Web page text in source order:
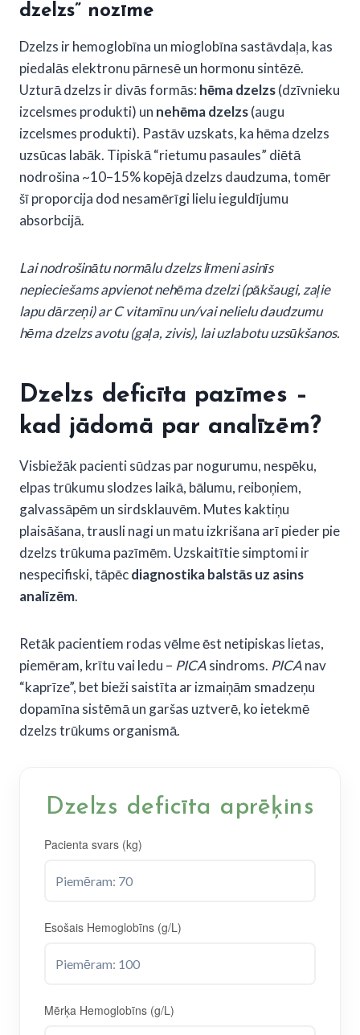
dzelzs” nozīme
Dzelzs ir hemoglobīna un mioglobīna sastāvdaļa, kas
piedalās elektronu pārnesē un hormonu sintēzē.
Uzturā dzelzs ir divās formās: hēma dzelzs(dzīvnieku
izcelsmes produkti) un nehēma dzelzs(augu
izcelsmes produkti). Pastāv uzskats, ka hēma dzelzs
uzsūcas labāk. Tipiskā “rietumu pasaules” diētā
nodrošina ~10–15% kopējā dzelzs daudzuma, tomēr
šī proporcija dod nesamērīgi lielu ieguldījumu
absorbcijā.
Lai nodrošinātu normālu dzelzs līmeni asinīs
nepieciešams apvienot nehēma dzelzi (pākšaugi, zaļie
lapu dārzeņi) ar C vitamīnu un/vai nelielu daudzumu
hēma dzelzs avotu (gaļa, zivis), lai uzlabotu uzsūkšanos.
Dzelzs deficīta pazīmes –
kad jādomā par analīzēm?
Visbiežāk pacienti sūdzas par nogurumu, nespēku,
elpas trūkumu slodzes laikā, bālumu, reiboņiem,
galvassāpēm un sirdsklauvēm. Mutes kaktiņu
plaisāšana, trausli nagi un matu izkrišana arī pieder pie
dzelzs trūkuma pazīmēm. Uzskaitītie simptomi ir
nespecifiski, tāpēcdiagnostika balstās uz asins
analīzēm.
Retāk pacientiem rodas vēlme ēst netipiskas lietas,
piemēram, krītu vai ledu – PICAsindroms. PICAnav
“kaprīze”, bet bieži saistīta ar izmaiņām smadzeņu
dopamīna sistēmā un garšas uztverē, ko ietekmē
dzelzs trūkums organismā.
Dzelzs deficīta aprēķins
Pacienta svars (kg)
Esošais Hemoglobīns (g/L)
Mērķa Hemoglobīns (g/L)